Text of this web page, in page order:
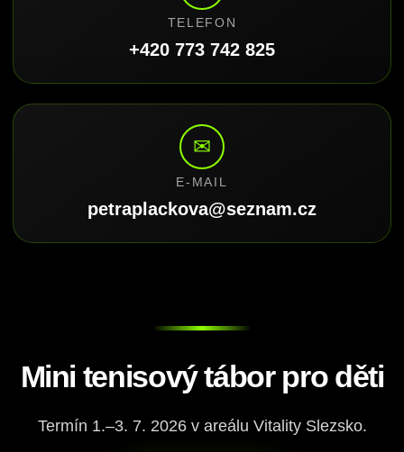
TELEFON
+420 773 742 825
✉
E-MAIL
petraplackova@seznam.cz
Mini tenisový tábor pro děti
Termín 1.–3. 7. 2026 v areálu Vitality Slezsko.